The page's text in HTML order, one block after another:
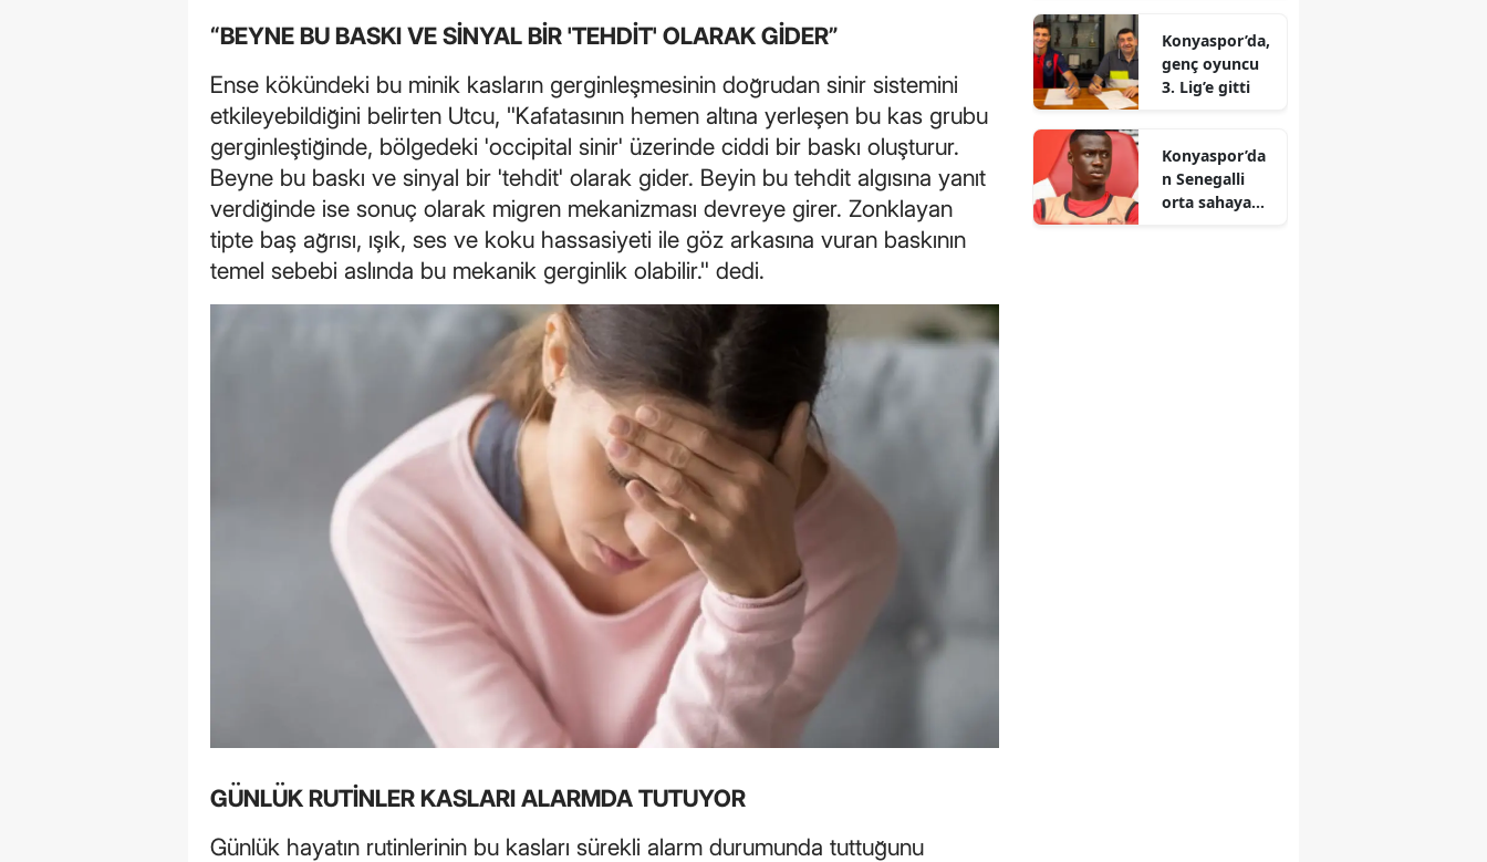
Kırklareli
Kırşehir
Kocaeli
Konya
Kütahya
Manisa
Kahramanmaraş
Mardin
Muğla
Muş
Niğde
Ordu
Rize
“BEYNE BU BASKI VE SİNYAL BİR 'TEHDİT' OLARAK GİDER”
Ense kökündeki bu minik kasların gerginleşmesinin doğrudan sinir sistemini
etkileyebildiğini belirten Utcu, "Kafatasının hemen altına yerleşen bu kas grubu
gerginleştiğinde, bölgedeki 'occipital sinir' üzerinde ciddi bir baskı oluşturur.
Beyne bu baskı ve sinyal bir 'tehdit' olarak gider. Beyin bu tehdit algısına yanıt
verdiğinde ise sonuç olarak migren mekanizması devreye girer. Zonklayan
tipte baş ağrısı, ışık, ses ve koku hassasiyeti ile göz arkasına vuran baskının
temel sebebi aslında bu mekanik gerginlik olabilir." dedi.
GÜNLÜK RUTİNLER KASLARI ALARMDA TUTUYOR
Günlük hayatın rutinlerinin bu kasları sürekli alarm durumunda tuttuğunu
Konyaspor’da,
genç oyuncu
3. Lig’e gitti
Konyaspor’da
n Senegalli
orta sahaya